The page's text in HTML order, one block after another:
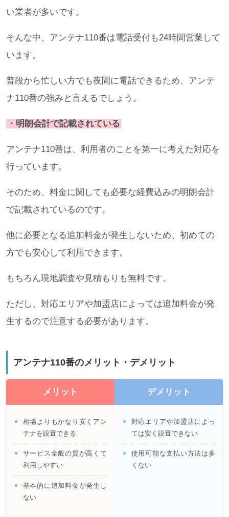
い業者が多いです。
そんな中、アンテナ110番は電話受付も24時間営業して
います。
普段から忙しい方でも夜間に電話できるため、アンテ
ナ110番の強みと言えるでしょう。
・明朗会計で記載されている
アンテナ110番は、利用者のことを第一に考えた対応を
行っています。
そのため、料金に関しても必要な経費込みの明朗会計
で記載されているのです。
他に必要となる追加料金が発生しないため、初めての
方でも安心して利用できます。
もちろん現地調査や見積もりも無料です。
ただし、対応エリアや加盟店によっては追加料金が発
生するので注意する必要があります。
アンテナ110番のメリット・デメリット
メリット
相場よりもかなり安くアン
テナを設置できる
サービス全般の質が高くて
利用しやすい
基本的に追加料金が発生し
ない
デメリット
対応エリアや加盟店によっ
ては安く設置できない
使用可能な支払い方法は多
くない